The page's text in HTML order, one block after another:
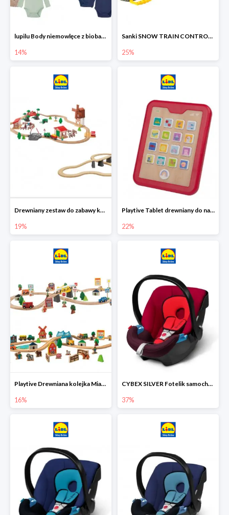
lupilu Body niemowlęce z biobawełny
14%
Sanki SNOW TRAIN CONTROL -25%
25%
Drewniany zestaw do zabawy kolejką - farma i wiadukt
19%
Playtive Tablet drewniany do nauki, interaktywny
22%
Playtive Drewniana kolejka Miasto lub Farma
16%
CYBEX SILVER Fotelik samochodowy
37%